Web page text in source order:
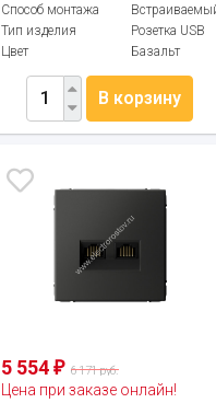
Способ монтажа
Тип изделия
Розетка USB
Цвет
Базальт
В корзину
5 554₽ 6 171 руб.
Цена при заказе онлайн!